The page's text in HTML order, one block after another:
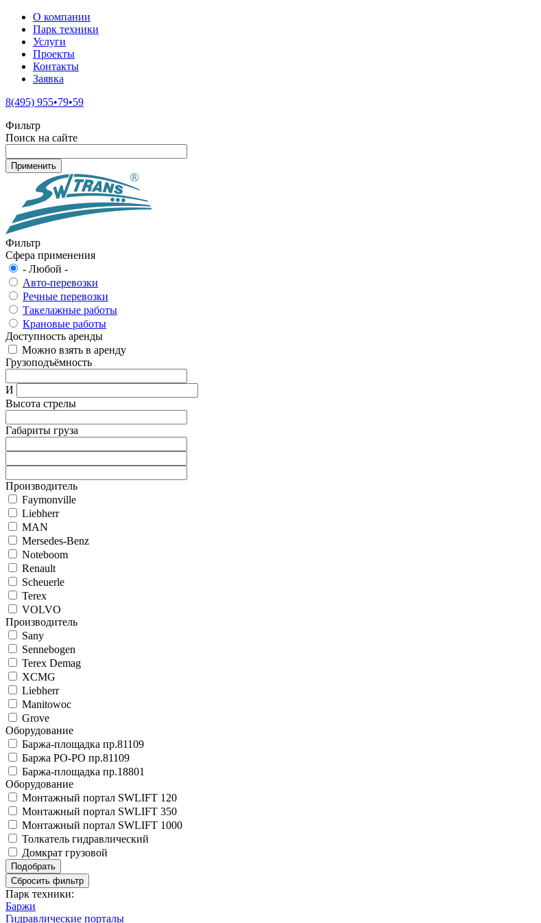
О компании
Парк техники
Услуги
Проекты
Контакты
Заявка
8(495) 955•79•59
Фильтр
Поиск на сайте
Фильтр
Сфера применения
- Любой -
Авто-перевозки
Речные перевозки
Такелажные работы
Крановые работы
Доступность аренды
Можно взять в аренду
Грузоподъёмность
И
Высота стрелы
Габариты груза
Производитель
Faymonville
Liebherr
MAN
Mersedes-Benz
Noteboom
Renault
Scheuerle
Terex
VOLVO
Производитель
Sany
Sennebogen
Terex Demag
XCMG
Liebherr
Manitowoc
Grove
Оборудование
Баржа-площадка пр.81109
Баржа РО-РО пр.81109
Баржа-площадка пр.18801
Оборудование
Монтажный портал SWLIFT 120
Монтажный портал SWLIFT 350
Монтажный портал SWLIFT 1000
Толкатель гидравлический
Домкрат грузовой
Парк техники:
Баржи
Гидравлические порталы